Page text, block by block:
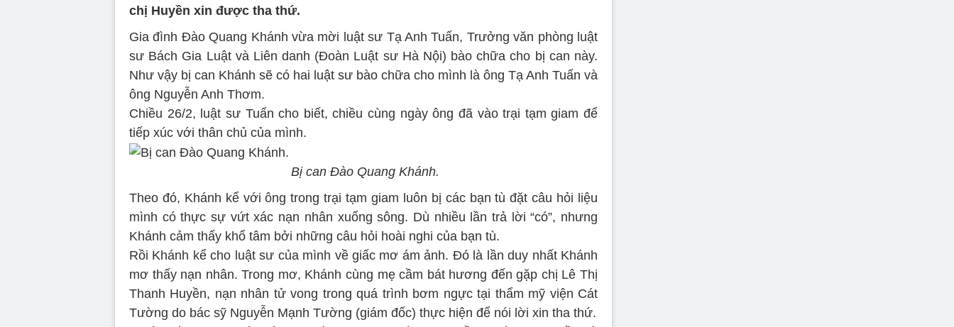
chị Huyền xin được tha thứ.
Gia đình Đào Quang Khánh vừa mời luật sư Tạ Anh Tuấn, Trưởng văn phòng luật
sư Bách Gia Luật và Liên danh (Đoàn Luật sư Hà Nội) bào chữa cho bị can này.
Như vậy bị can Khánh sẽ có hai luật sư bào chữa cho mình là ông Tạ Anh Tuấn và
ông Nguyễn Anh Thơm.
Chiều 26/2, luật sư Tuấn cho biết, chiều cùng ngày ông đã vào trại tạm giam để
tiếp xúc với thân chủ của mình.
Bị can Đào Quang Khánh.
Theo đó, Khánh kể với ông trong trại tạm giam luôn bị các bạn tù đặt câu hỏi liệu
mình có thực sự vứt xác nạn nhân xuống sông. Dù nhiều lần trả lời “có”, nhưng
Khánh cảm thấy khổ tâm bởi những câu hỏi hoài nghi của bạn tù.
Rồi Khánh kể cho luật sư của mình về giấc mơ ám ảnh. Đó là lần duy nhất Khánh
mơ thấy nạn nhân. Trong mơ, Khánh cùng mẹ cầm bát hương đến gặp chị Lê Thị
Thanh Huyền, nạn nhân tử vong trong quá trình bơm ngực tại thẩm mỹ viện Cát
Tường do bác sỹ Nguyễn Mạnh Tường (giám đốc) thực hiện để nói lời xin tha thứ.